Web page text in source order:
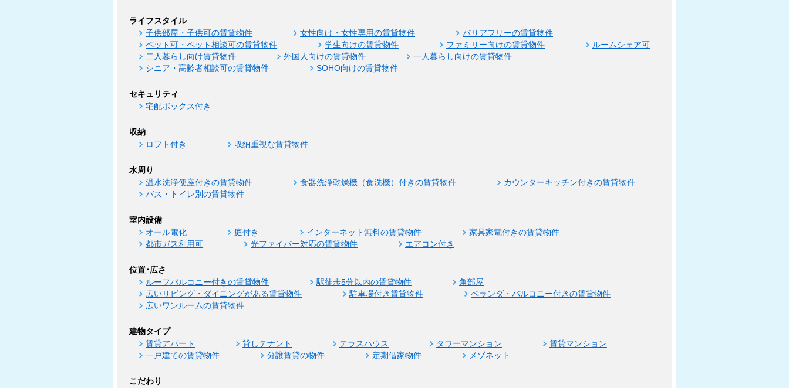
ライフスタイル
子供部屋・子供可の賃貸物件 女性向け・女性専用の賃貸物件
バリアフリーの賃貸物件
ペット可・ペット相談可の賃貸物件
学生向けの賃貸物件 ファミリー向けの賃貸物件
ルームシェア可
二人暮らし向け賃貸物件
外国人向けの賃貸物件
一人暮らし向けの賃貸物件
シニア・高齢者相談可の賃貸物件
SOHO向けの賃貸物件
セキュリティ
宅配ボックス付き
収納
ロフト付き 収納重視な賃貸物件
水周り
温水洗浄便座付きの賃貸物件 食器洗浄乾燥機（食洗機）付きの賃貸物件
カウンターキッチン付きの賃貸物件
バス・トイレ別の賃貸物件
室内設備
オール電化 庭付き インターネット無料の賃貸物件
家具家電付きの賃貸物件
都市ガス利用可
光ファイバー対応の賃貸物件 エアコン付き
位置･広さ
ルーフバルコニー付きの賃貸物件 駅徒歩5分以内の賃貸物件
角部屋
広いリビング・ダイニングがある賃貸物件
駐車場付き賃貸物件
ベランダ・バルコニー付きの賃貸物件
広いワンルームの賃貸物件
建物タイプ
賃貸アパート 貸しテナント テラスハウス タワーマンション
賃貸マンション
一戸建ての賃貸物件
分譲賃貸の物件 定期借家物件 メゾネット
こだわり